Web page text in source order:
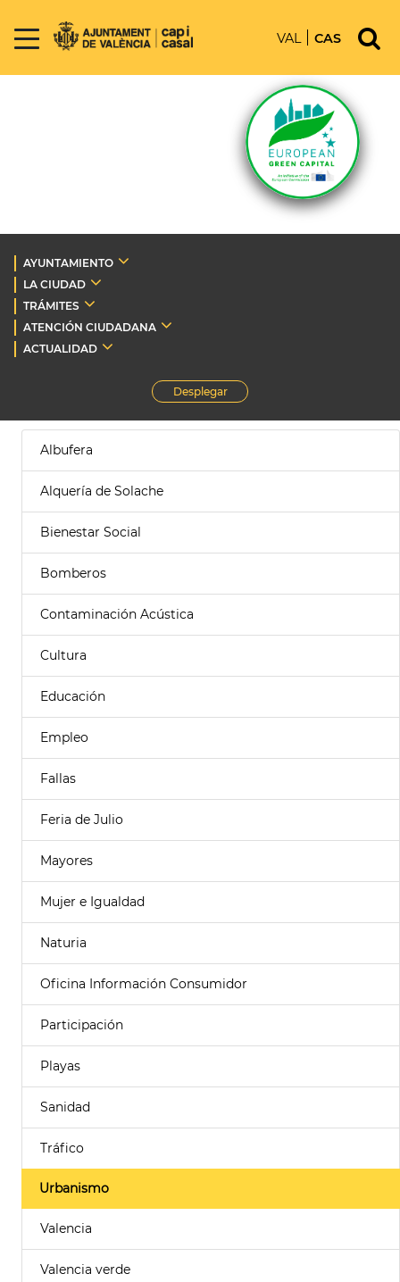
VAL CAS
AYUNTAMIENTO
LA CIUDAD
TRÁMITES
ATENCIÓN CIUDADANA
ACTUALIDAD
Desplegar
Albufera
Alquería de Solache
Bienestar Social
Bomberos
Contaminación Acústica
Cultura
Educación
Empleo
Fallas
Feria de Julio
Mayores
Mujer e Igualdad
Naturia
Oficina Información Consumidor
Participación
Playas
Sanidad
Tráfico
Urbanismo
Valencia
Valencia verde